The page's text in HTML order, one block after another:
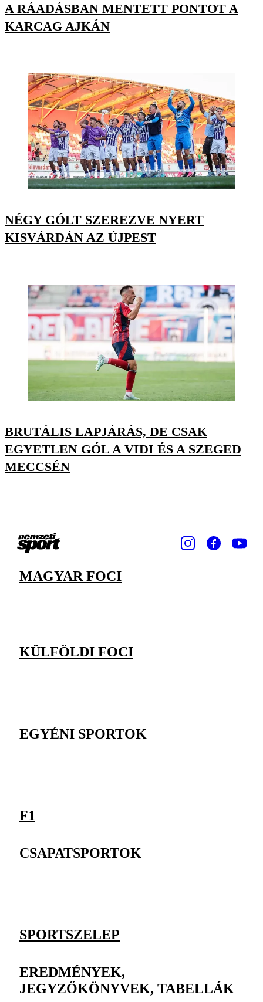
A RÁADÁSBAN MENTETT PONTOT A
KARCAG AJKÁN
NÉGY GÓLT SZEREZVE NYERT
KISVÁRDÁN AZ ÚJPEST
BRUTÁLIS LAPJÁRÁS, DE CSAK
EGYETLEN GÓL A VIDI ÉS A SZEGED
MECCSÉN
MAGYAR FOCI
KÜLFÖLDI FOCI
EGYÉNI SPORTOK
F1
CSAPATSPORTOK
SPORTSZELEP
EREDMÉNYEK,
JEGYZŐKÖNYVEK, TABELLÁK